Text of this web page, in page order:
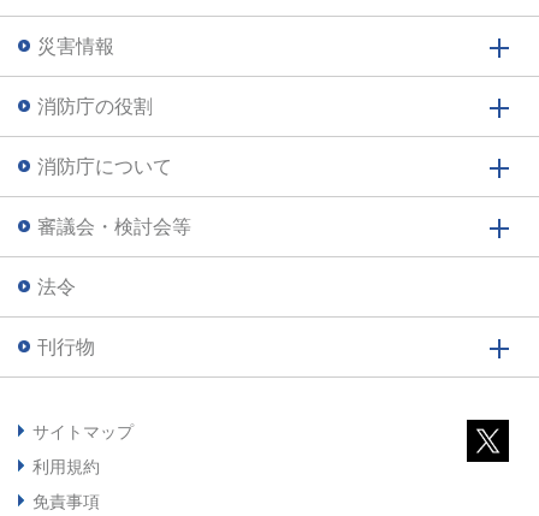
災害情報
消防庁の役割
消防庁について
審議会・検討会等
法令
刊行物
サイトマップ
利用規約
免責事項